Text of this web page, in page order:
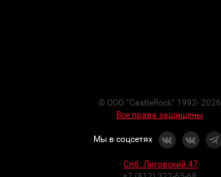
© ООО "CastleRock" 1992- 2026
Все права защищены
Мы в соцсетях
- Спб. Лиговский 47: